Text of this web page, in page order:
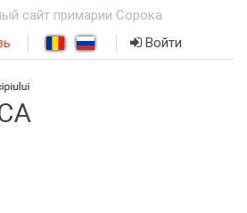
сайт примарии Сорока
Войти